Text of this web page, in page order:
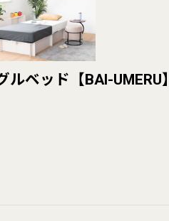
ベッド【BAI-UMERU】